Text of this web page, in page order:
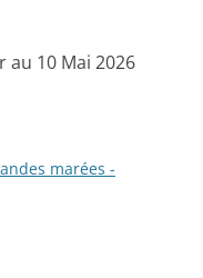
au 10 Mai 2026
marées -